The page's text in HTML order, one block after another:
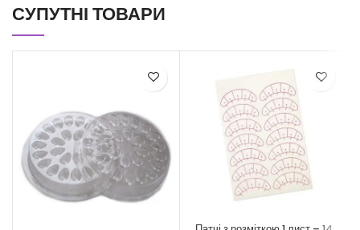
СУПУТНІ ТОВАРИ